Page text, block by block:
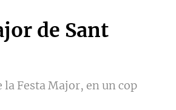
de Sant
la Festa Major, en un cop